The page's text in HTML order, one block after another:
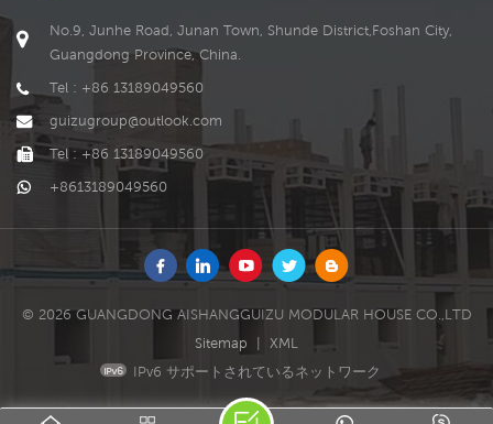
く設計されたプレハブオフ
ィスビル .別のデザインは1
のベッドルームです,開くと
家の中に衛生陶器が設置さ
れています,仕切り壁もあり
ます.固定用のビデオをお送
りします,誰でも理解できま
ンテナハウスのボトルにサ
ポートがいくつかあること
がわかります,。地面のバラ
す,。つまり、土地がない場
合でもバランスを調整でき
ます。フラットベース.
No.9, Junhe Road, Junan Town, Shunde District,Foshan City,
Guangdong Province, China.
Tel : +86 13189049560
guizugroup@outlook.com
Tel : +86 13189049560
+8613189049560
© 2026 GUANGDONG AISHANGGUIZU MODULAR HOUSE CO.,LTD
Sitemap
XML
IPv6 サポートされているネットワーク